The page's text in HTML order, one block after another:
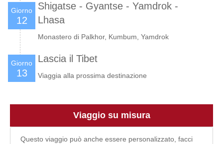
Giorno
12
Shigatse - Gyantse - Yamdrok -
Lhasa
Monastero di Palkhor, Kumbum, Yamdrok
Giorno
13
Lascia il Tibet
Viaggia alla prossima destinazione
Viaggio su misura
Questo viaggio può anche essere personalizzato, facci